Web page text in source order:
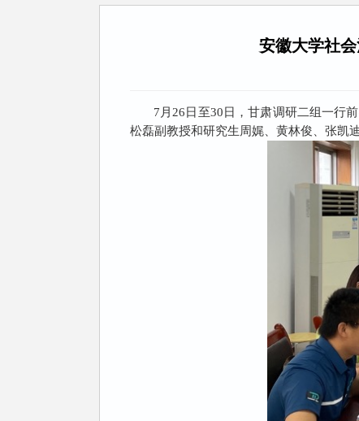
安徽大学社
7 月 26 日至30 日，甘肃调研二组一行
松磊副教授和研究生周娓、黄林俊、张凯